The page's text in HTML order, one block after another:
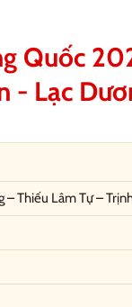
Quốc
- Lạc
Thiếu Lâm Tự –